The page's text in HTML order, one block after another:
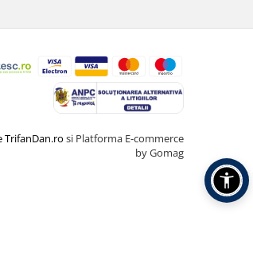
TrifanDan.ro si Platforma E-commerce
by Gomag